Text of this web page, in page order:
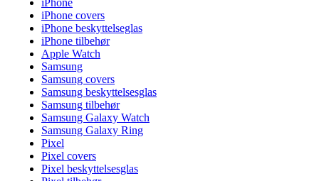
iPhone
iPhone covers
iPhone beskyttelseglas
iPhone tilbehør
Apple Watch
Samsung
Samsung covers
Samsung beskyttelsesglas
Samsung tilbehør
Samsung Galaxy Watch
Samsung Galaxy Ring
Pixel
Pixel covers
Pixel beskyttelsesglas